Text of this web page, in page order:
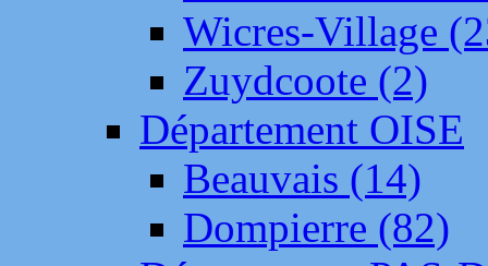
Wicres-Village
Zuydcoote (2)
Département OISE
Beauvais (14)
Dompierre (82)